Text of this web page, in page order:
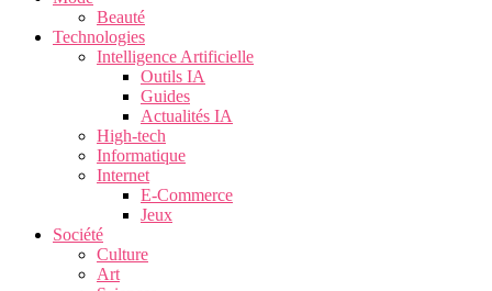
Beauté
Technologies
Intelligence Artificielle
Outils IA
Guides
Actualités IA
High-tech
Informatique
Internet
E-Commerce
Jeux
Société
Culture
Art